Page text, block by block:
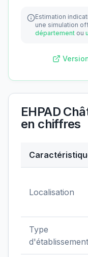
Estimation
une simulation
département ou
EHPAD
en chiffres
Localisation
Type
d'établissement